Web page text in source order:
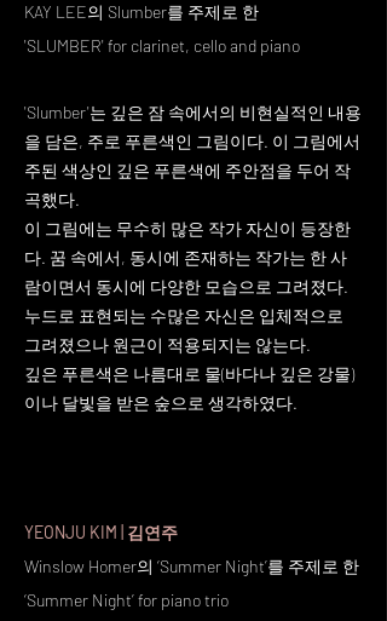
KAY LEE의 Slumber를 주제로 한
'SLUMBER' for clarinet, cello and piano
'Slumber'는 깊은 잠 속에서의 비현실적인 내용
을 담은, 주로 푸른색인 그림이다. 이 그림에서
주된 색상인 깊은 푸른색에 주안점을 두어 작
곡했다.
이 그림에는 무수히 많은 작가 자신이 등장한
다. 꿈 속에서, 동시에 존재하는 작가는 한 사
람이면서 동시에 다양한 모습으로 그려졌다.
누드로 표현되는 수많은 자신은 입체적으로
그려졌으나 원근이 적용되지는 않는다.
깊은 푸른색은 나름대로 물(바다나 깊은 강물)
이나 달빛을 받은 숲으로 생각하였다.
YEONJU KIM | 김연주
Winslow Homer의 ‘Summer Night’를 주제로 한
‘Summer Night’ for piano trio